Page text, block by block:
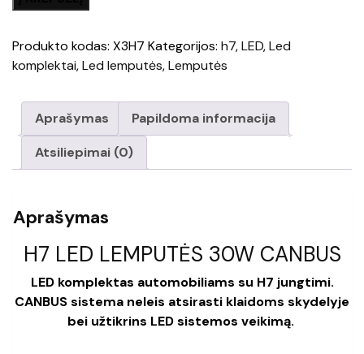
kiekis:
LED
LEMPUTĖS
CANBUS
Produkto kodas: X3H7 Kategorijos: h7,LED,Led
komplektai,Led lemputės,Lemputės
Aprašymas
Papildoma informacija
Atsiliepimai (0)
Aprašymas
H7 LED LEMPUTĖS 30W CANBUS
LED komplektas automobiliams su H7 jungtimi.
CANBUS sistema neleis atsirasti klaidoms skydelyje
bei užtikrins LED sistemos veikimą.